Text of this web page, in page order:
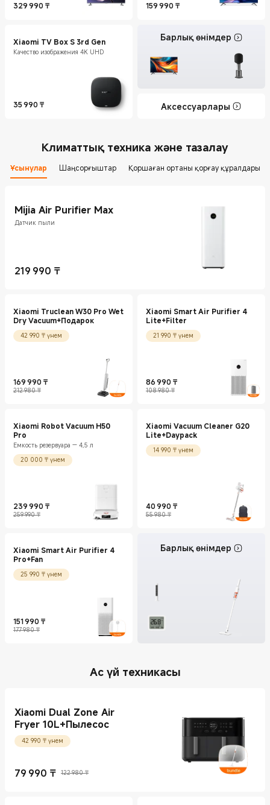
329 990 ₸
Current Price ₸329990 159 990 ₸
Current Price ₸159990
Xiaomi TV Box S 3rd Gen
Качество изображения 4K UHD
35 990 ₸
Current Price ₸35990
Барлық өнімдер
Аксессуарлары
Климаттық техника және тазалау
Ұсынулар Шаңсорғыштар Қоршаған ортаны қорғау құралдары
Mijia Air Purifier Max
Датчик пыли
219 990 ₸
Current Price ₸219990
Xiaomi Truclean W30 Pro Wet
Dry Vacuum+Подарок
42 990 ₸ үнем
169 990 ₸
Current Price ₸169990
212 980 ₸
Нарықтағы баға 212 980 ₸
Xiaomi Smart Air Purifier 4
Lite+Filter
21 990 ₸ үнем
86 990 ₸
Current Price ₸86990
108 980 ₸
Нарықтағы баға 108 980 ₸
Xiaomi Robot Vacuum H50
Pro
Емкость резервуара — 4,5 л
20 000 ₸ үнем
239 990 ₸
Current Price ₸239990
259 990 ₸
Нарықтағы баға 259 990 ₸
Xiaomi Vacuum Cleaner G20
Lite+Daypack
14 990 ₸ үнем
40 990 ₸
Current Price ₸40990
55 980 ₸
Нарықтағы баға 55 980 ₸
Xiaomi Smart Air Purifier 4
Pro+Fan
25 990 ₸ үнем
151 990 ₸
Current Price ₸151990
177 980 ₸
Нарықтағы баға 177 980 ₸
Барлық өнімдер
Ас үй техникасы
Xiaomi Dual Zone Air
Fryer 10L+Пылесос
42 990 ₸ үнем
79 990 ₸
Current Price ₸79990122 980 ₸
Нарықтағы баға 122 980 ₸